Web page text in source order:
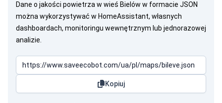
Dane o jakości powietrza w wieś Bielów w formacie JSON
można wykorzystywać w HomeAssistant, własnych
dashboardach, monitoringu wewnętrznym lub jednorazowej
analizie.
Kopiuj